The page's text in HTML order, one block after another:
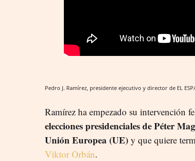
Pedro J. Ramírez, presidente ejecutivo y director de EL
Ramírez ha empezado su intervención
elecciones presidenciales de Péter
Unión Europea (UE) y que quiere
Viktor Orbán.